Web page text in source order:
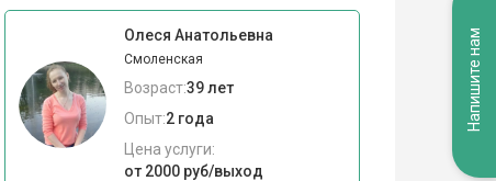
Олеся Анатольевна
Смоленская
Возраст:39 лет
Опыт:2 года
Цена услуги:
от 2000 руб/выход
Напишите нам